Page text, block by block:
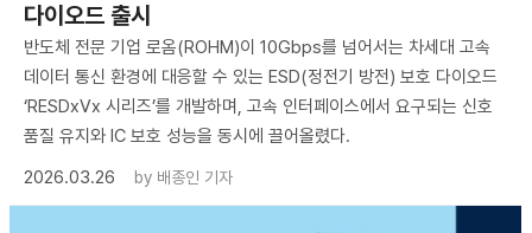
다이오드 출시
반도체 전문 기업 로옴(ROHM)이 10Gbps를 넘어서는 차세대 고속
데이터 통신 환경에 대응할 수 있는 ESD(정전기 방전) 보호 다이오드
‘RESDxVx 시리즈’를 개발하며, 고속 인터페이스에서 요구되는 신호
품질 유지와 IC 보호 성능을 동시에 끌어올렸다.
2026.03.26
by 배종인 기자